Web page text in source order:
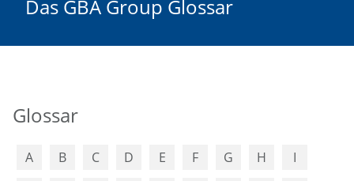
Das GBA Group Glossar
Glossar
A B C D E F G H
I